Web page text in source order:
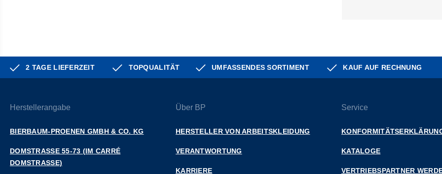
2 TAGE LIEFERZEIT TOPQUALITÄT UMFASSENDES SORTIMENT KAUF AUF RECHNUNG
Herstellerangabe
BIERBAUM-PROENEN GMBH & CO. KG
DOMSTRASSE 55-73 (IM CARRÉ D
OMSTRASSE)
Über BP
HERSTELLER VON ARBEITSKLEIDUNG
VERANTWORTUNG
KARRIERE
Service
KATALOGE
VERTRIEBSPARTNER